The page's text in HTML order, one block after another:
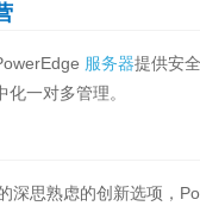
服务器提供安
一对多管理。
深思熟虑的创新选项，